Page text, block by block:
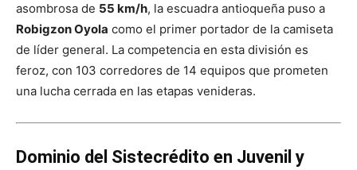
asombrosa de 55 km/h, la escuadra antioqueña puso a
Robigzon Oyola como el primer portador de la camiseta
de líder general. La competencia en esta división es
feroz, con 103 corredores de 14 equipos que prometen
una lucha cerrada en las etapas venideras.
Dominio del Sistecrédito en Juvenil y